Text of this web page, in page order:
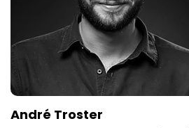
André Troster